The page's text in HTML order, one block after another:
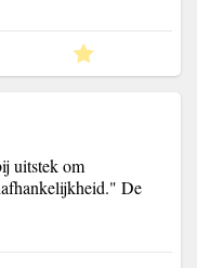
uitstek om
De